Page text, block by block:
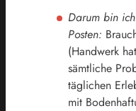
Darum bin
Posten:
(Handwerk
sämtliche
täglichen
mit